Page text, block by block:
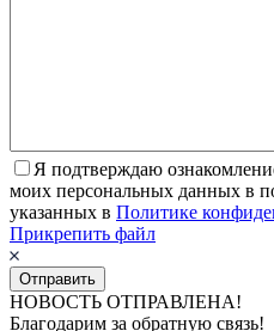
Я подтверждаю
моих персональных данных в
указанных в Политике
Прикрепить файл
НОВОСТЬ ОТПРАВЛЕНА!
Благодарим за обратную связь!